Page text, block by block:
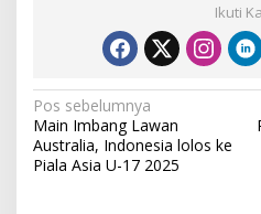
Ikuti
N
a
v
Pos sebelumnya
Main Imbang Lawan
Australia, Indonesia lolos ke
Piala Asia U-17 2025